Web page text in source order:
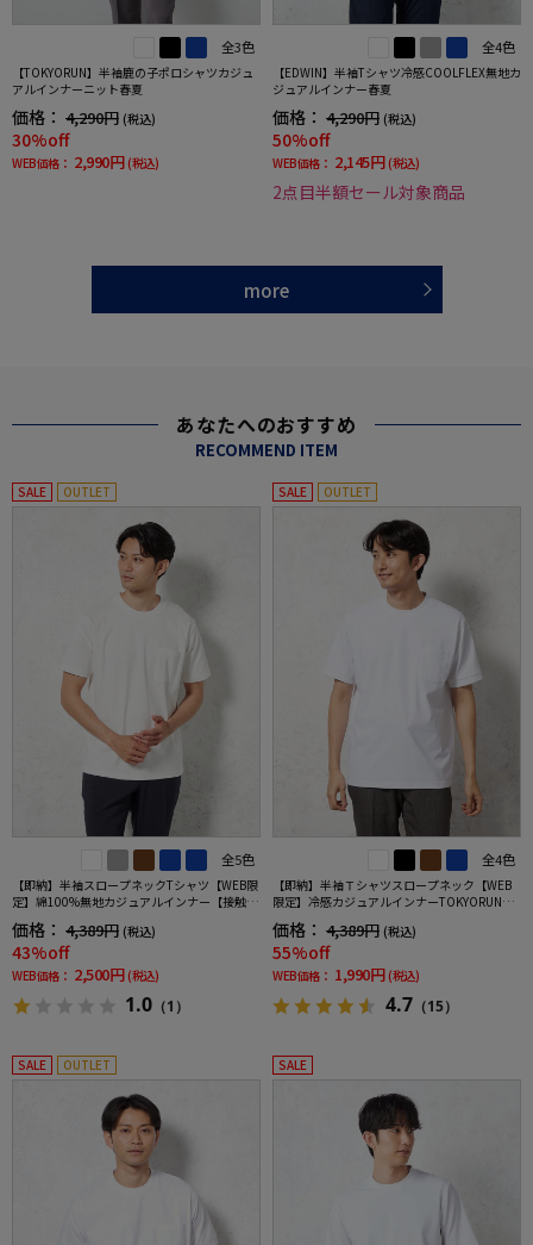
全3色
【TOKYORUN】半袖鹿の子ポロシャツカジュ
アルインナーニット春夏
価格： 4,290円 (税込)
30%off
WEB価格： 2,990円 (税込)
全4色
【EDWIN】半袖Tシャツ冷感COOLFLEX無地カ
ジュアルインナー春夏
価格： 4,290円 (税込)
50%off
WEB価格： 2,145円 (税込)
2点目半額セール対象商品
more
あなたへのおすすめ
RECOMMEND ITEM
SALE OUTLET
全5色
【即納】半袖スロープネックTシャツ【WEB限
定】綿100%無地カジュアルインナー【接触冷
価格： 4,389円 (税込)
43%off
WEB価格： 2,500円 (税込)
1.0 （1）
SALE OUTLET
全4色
【即納】半袖Ｔシャツスロープネック【WEB
限定】冷感カジュアルインナーTOKYORUN春
価格： 4,389円 (税込)
55%off
WEB価格： 1,990円 (税込)
4.7 （15）
SALE OUTLET SALE